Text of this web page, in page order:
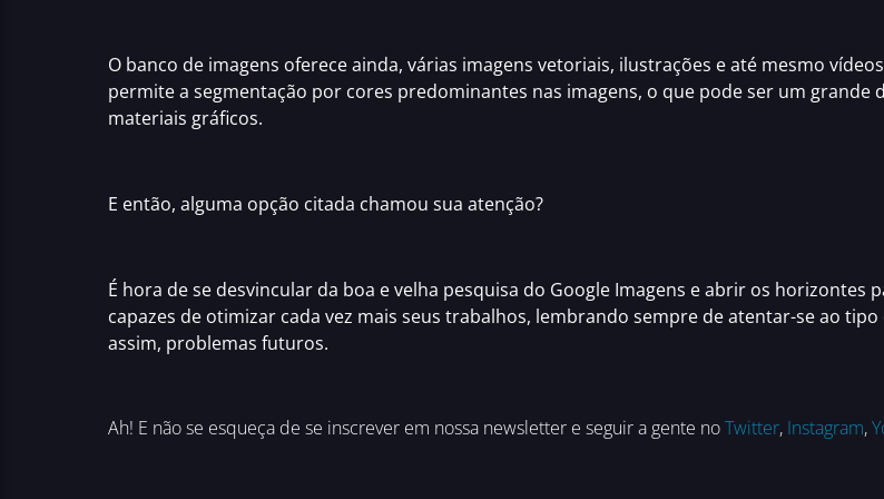
O banco de imagens oferece ainda, várias imagens vetoriais, ilustrações e até mesmo
permite a segmentação por cores predominantes nas imagens, o que pode ser um grande
materiais gráficos.
E então, alguma opção citada chamou sua atenção?
É hora de se desvincular da boa e velha pesquisa do Google Imagens e abrir os horizontes
capazes de otimizar cada vez mais seus trabalhos, lembrando sempre de atentar-se ao
assim, problemas futuros.
Ah! E não se esqueça de se inscrever em nossa newsletter e seguir a gente noTwitter, Instagram,